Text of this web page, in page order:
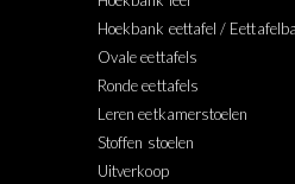
Hoekbank eettafel /
Ovale eettafels
Ronde eettafels
Leren eetkamerstoelen
Stoffen stoelen
Uitverkoop